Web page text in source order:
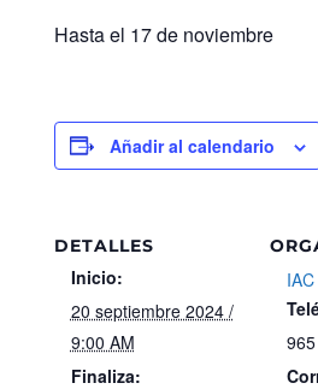
Hasta el 17 de noviembre
Añadir al calendario
DETALLES
Inicio:
20 septiembre 2024 /
9:00 AM
Finaliza: